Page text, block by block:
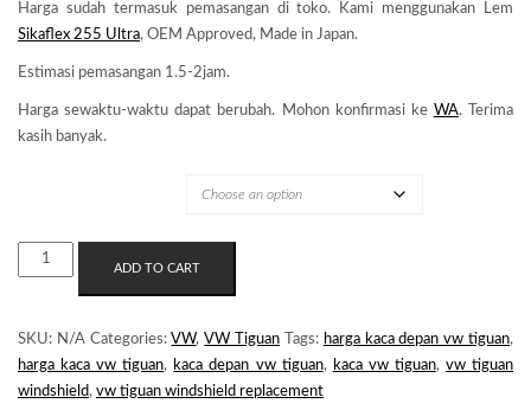
Harga sudah termasuk pemasangan di toko. Kami menggunakan Lem
Sikaflex 255 Ultra, OEM Approved, Made in Japan.
Estimasi pemasangan 1.5-2jam.
Harga sewaktu-waktu dapat berubah. Mohon konfirmasi ke WA. Terima
kasih banyak.
KACA
DEPAN
TIGUAN
5N
QUANTITY
ADD TO CART
SKU: N/A Categories:VW,VW Tiguan Tags: harga kaca depan vw tiguan,
harga kaca vw tiguan, kaca depan vw tiguan, kaca vw tiguan, vw tiguan
windshield, vw tiguan windshield replacement